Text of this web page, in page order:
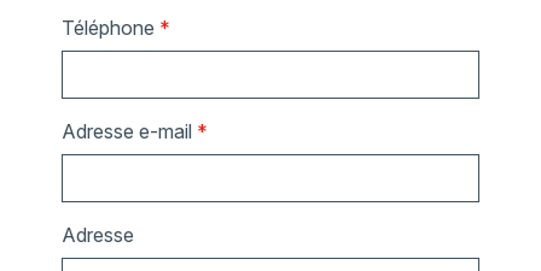
Téléphone *
Adresse e-mail *
Adresse